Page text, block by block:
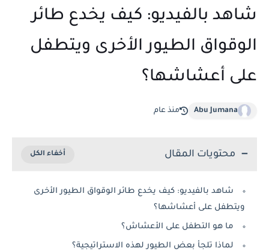
شاهد بالفيديو: كيف يخدع طائر
الوقواق الطيور الأخرى ويتطفل
على أعشاشها؟
Abu Jumana منذ عام
محتويات المقال
شاهد بالفيديو: كيف يخدع طائر الوقواق الطيور الأخرى
ويتطفل على أعشاشها؟
ما هو التطفل على الأعشاش؟
لماذا تلجأ بعض الطيور لهذه الاستراتيجية؟